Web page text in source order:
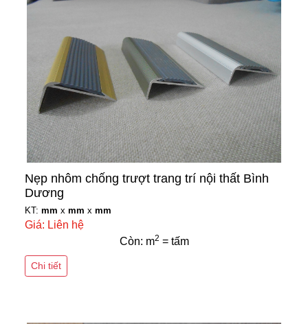
Nẹp nhôm chống trượt trang trí nội thất Bình
Dương
KT: mm x mm x mm
Giá: Liên hệ
Còn: m2 = tấm
Chi tiết